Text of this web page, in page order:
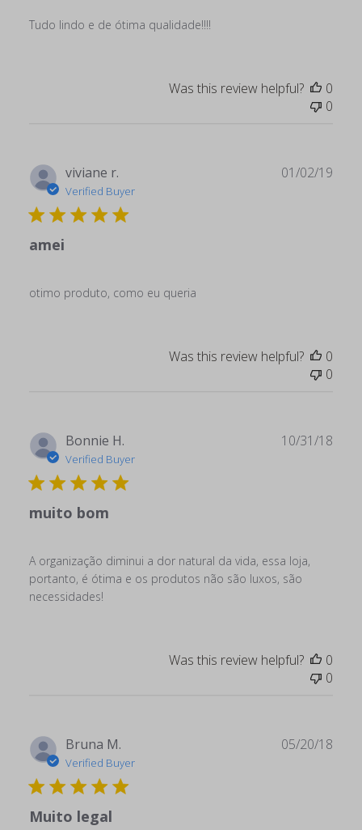
Tudo lindo e de ótima qualidade!!!!
Was this review helpful?
0
0
viviane r.
Verified Buyer
amei
otimo produto, como eu queria
01/02/19
Was this review helpful?
0
0
Bonnie H.
Verified Buyer
muito bom
A organização diminui a dor natural da vida, essa loja,
portanto, é ótima e os produtos não são luxos, são
necessidades!
10/31/18
Was this review helpful?
0
0
Bruna M.
Verified Buyer
Muito legal
05/20/18